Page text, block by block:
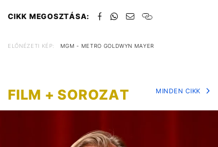
CIKK MEGOSZTÁSA:
ELŐNÉZETI KÉP: MGM - METRO GOLDWYN MAYER
FILM + SOROZAT MINDEN CIKK